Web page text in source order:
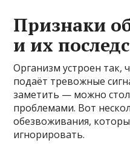
Признаки
и их
Организм устроен так,
подаёт тревожные
заметить — можно
проблемами. Вот
обезвоживания,
игнорировать.